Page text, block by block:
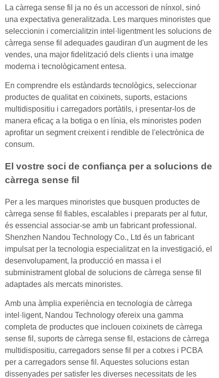
La càrrega sense fil ja no és un accessori de nínxol, sinó
una expectativa generalitzada. Les marques minoristes que
seleccionin i comercialitzin intel·ligentment les solucions de
càrrega sense fil adequades gaudiran d'un augment de les
vendes, una major fidelització dels clients i una imatge
moderna i tecnològicament entesa.
En comprendre els estàndards tecnològics, seleccionar
productes de qualitat en coixinets, suports, estacions
multidispositiu i carregadors portàtils, i presentar-los de
manera eficaç a la botiga o en línia, els minoristes poden
aprofitar un segment creixent i rendible de l'electrònica de
consum.
El vostre soci de confiança per a solucions de
càrrega sense fil
Per a les marques minoristes que busquen productes de
càrrega sense fil fiables, escalables i preparats per al futur,
és essencial associar-se amb un fabricant professional.
Shenzhen Nandou Technology Co., Ltd és un fabricant
impulsat per la tecnologia especialitzat en la investigació, el
desenvolupament, la producció en massa i el
subministrament global de solucions de càrrega sense fil
adaptades als mercats minoristes.
Amb una àmplia experiència en tecnologia de càrrega
intel·ligent, Nandou Technology ofereix una gamma
completa de productes que inclouen coixinets de càrrega
sense fil, suports de càrrega sense fil, estacions de càrrega
multidispositiu, carregadors sense fil per a cotxes i PCBA
per a carregadors sense fil. Aquestes solucions estan
dissenyades per satisfer les diverses necessitats de les